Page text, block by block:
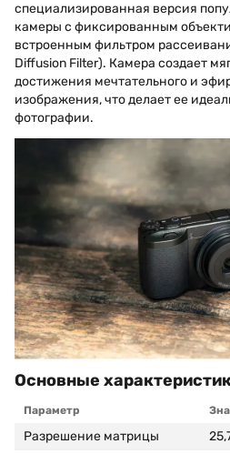
специализированная версия
камеры с фиксированным
встроенным фильтром
Diffusion Filter). Камера создает
достижения мечтательного и
изображения, что делает ее
фотографии.
Основные
Параметр
Разрешение матрицы